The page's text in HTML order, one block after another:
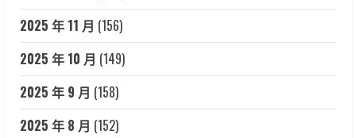
2025 年 11 月 (156)
2025 年 10 月 (149)
2025 年 9 月 (158)
2025 年 8 月 (152)